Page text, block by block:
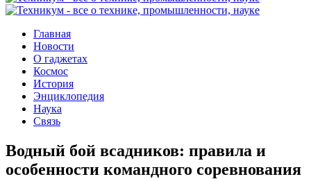
Главная
Новости
О гаджетах
Космос
История
Энциклопедия
Наука
Связь
Водный бой всадников: правила и
особенности командного соревнования